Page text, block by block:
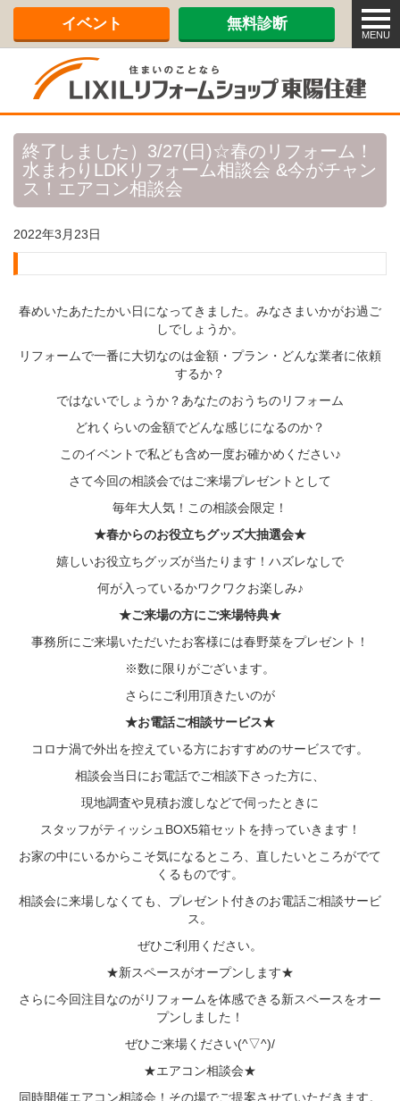
メ
ニ
ュ
MENU
イベント 無料診断
終了しました）3/27(日)☆春のリフォーム！
水まわりLDKリフォーム相談会 &今がチャン
ス！エアコン相談会
2022年3月23日
春めいたあたたかい日になってきました。みなさまいかがお過ご
しでしょうか。
リフォームで一番に大切なのは金額・プラン・どんな業者に依頼
するか？
ではないでしょうか？あなたのおうちのリフォーム
どれくらいの金額でどんな感じになるのか？
このイベントで私ども含め一度お確かめください♪
さて今回の相談会ではご来場プレゼントとして
毎年大人気！この相談会限定！
★春からのお役立ちグッズ大抽選会★
嬉しいお役立ちグッズが当たります！ハズレなしで
何が入っているかワクワクお楽しみ♪
★ご来場の方にご来場特典★
事務所にご来場いただいたお客様には春野菜をプレゼント！
※数に限りがございます。
さらにご利用頂きたいのが
★お電話ご相談サービス★
コロナ渦で外出を控えている方におすすめのサービスです。
相談会当日にお電話でご相談下さった方に、
現地調査や見積お渡しなどで伺ったときに
スタッフがティッシュBOX5箱セットを持っていきます！
お家の中にいるからこそ気になるところ、直したいところがでて
くるものです。
相談会に来場しなくても、プレゼント付きのお電話ご相談サービ
ス。
ぜひご利用ください。
★新スペースがオープンします★
さらに今回注目なのがリフォームを体感できる新スペースをオー
プンしました！
ぜひご来場ください(^▽^)/
★エアコン相談会★
同時開催エアコン相談会！その場でご提案させていただきます。